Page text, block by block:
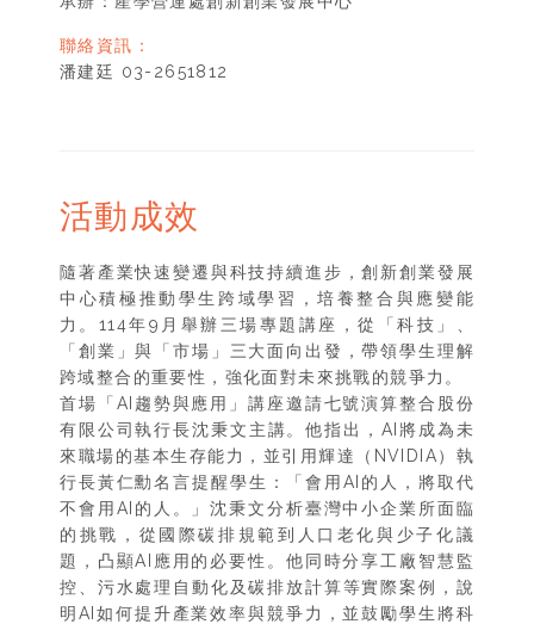
聯絡資訊：
潘建廷 03-2651812
活動成效
隨著產業快速變遷與科技持續進步，創新創業發展
中心積極推動學生跨域學習，培養整合與應變能
力。114年9月舉辦三場專題講座，從「科技」、
「創業」與「市場」三大面向出發，帶領學生理解
跨域整合的重要性，強化面對未來挑戰的競爭力。
首場「AI趨勢與應用」講座邀請七號演算整合股份
有限公司執行長沈秉文主講。他指出，AI將成為未
來職場的基本生存能力，並引用輝達（NVIDIA）執
行長黃仁勳名言提醒學生：「會用AI的人，將取代
不會用AI的人。」沈秉文分析臺灣中小企業所面臨
的挑戰，從國際碳排規範到人口老化與少子化議
題，凸顯AI應用的必要性。他同時分享工廠智慧監
控、污水處理自動化及碳排放計算等實際案例，說
明AI如何提升產業效率與競爭力，並鼓勵學生將科